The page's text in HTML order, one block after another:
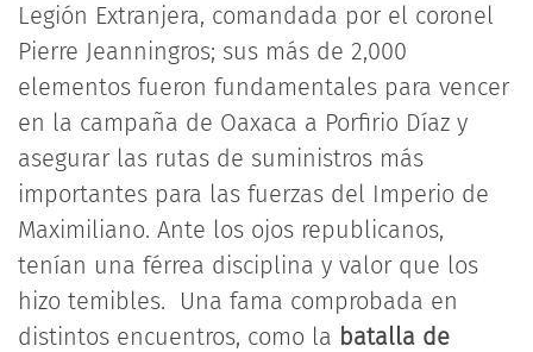
Legión Extranjera, comandada por el coronel
Pierre Jeanningros; sus más de 2,000
elementos fueron fundamentales para vencer
en la campaña de Oaxaca a Porfirio Díaz y
asegurar las rutas de suministros más
importantes para las fuerzas del Imperio de
Maximiliano. Ante los ojos republicanos,
tenían una férrea disciplina y valor que los
hizo temibles. Una fama comprobada en
distintos encuentros, como la batalla de